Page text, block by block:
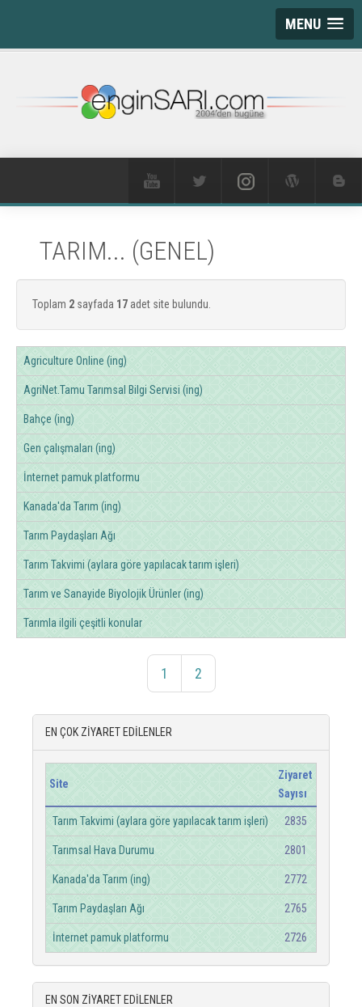
MENU
TARIM... (GENEL)
Toplam 2 sayfada 17 adet site bulundu.
Agriculture Online (ing)
AgriNet.Tamu Tarımsal Bilgi Servisi (ing)
Bahçe (ing)
Gen çalışmaları (ing)
İnternet pamuk platformu
Kanada'da Tarım (ing)
Tarım Paydaşları Ağı
Tarım Takvimi (aylara göre yapılacak tarım işleri)
Tarım ve Sanayide Biyolojik Ürünler (ing)
Tarımla ilgili çeşitli konular
1 2
EN ÇOK ZİYARET EDİLENLER
Site
Ziyaret
Sayısı
Tarım Takvimi (aylara göre yapılacak tarım işleri) 2835
Tarımsal Hava Durumu 2801
Kanada'da Tarım (ing) 2772
Tarım Paydaşları Ağı 2765
İnternet pamuk platformu 2726
EN SON ZİYARET EDİLENLER